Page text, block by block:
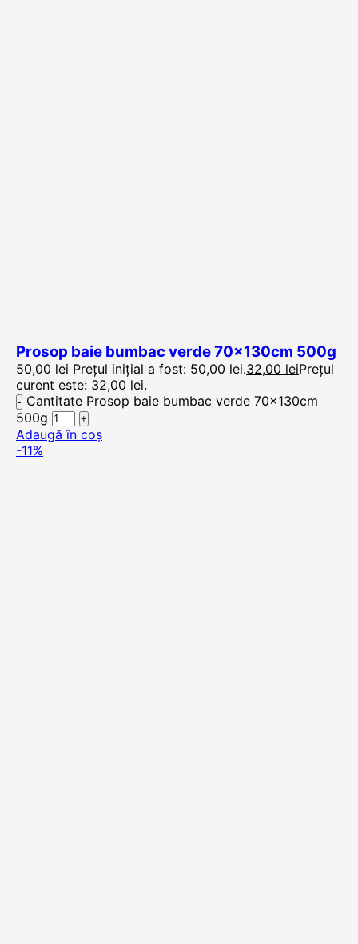
Prosop baie bumbac verde 70x130cm 500g
50,00lei Prețul inițial a fost: 50,00 lei.32,00 leiPrețul
curent este: 32,00 lei.
Cantitate Prosop baie bumbac verde 70x130cm
500g
Adaugă în coș
-11%